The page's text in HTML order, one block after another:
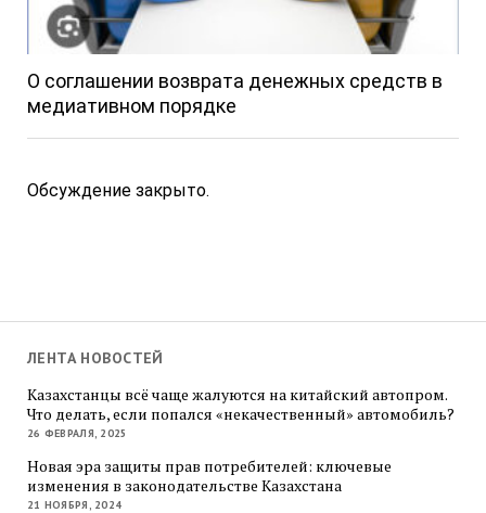
О соглашении возврата денежных средств в
медиативном порядке
Обсуждение закрыто.
ЛЕНТА НОВОСТЕЙ
Казахстанцы всё чаще жалуются на китайский автопром.
Что делать, если попался «некачественный» автомобиль?
26 ФЕВРАЛЯ, 2025
Новая эра защиты прав потребителей: ключевые
изменения в законодательстве Казахстана
21 НОЯБРЯ, 2024